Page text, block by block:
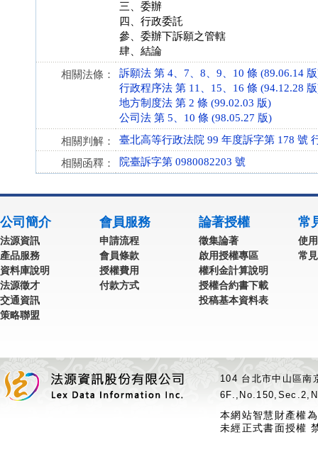
三、委辦
四、行政委託
參、委辦下訴願之管轄
肆、結論
相關法條：
訴願法 第 4、7、8、9、10 條 (89.06.14
行政程序法 第 11、15、16 條 (94.12.28
地方制度法 第 2 條 (99.02.03 版)
公司法 第 5、10 條 (98.05.27 版)
相關判解： 臺北高等行政法院 99 年度訴字第 178 號
相關函釋： 院臺訴字第 0980082203 號
公司簡介
法源資訊
產品服務
資料庫說明
法源徵才
交通資訊
策略聯盟
會員服務
申請流程
會員條款
授權費用
付款方式
論著授權
徵集論著
啟用授權專區
權利金計算說明
授權合約書下載
投稿基本資料表
常
使
常
104 台北市中山區
本網站智慧財產權
未經正式書面授權